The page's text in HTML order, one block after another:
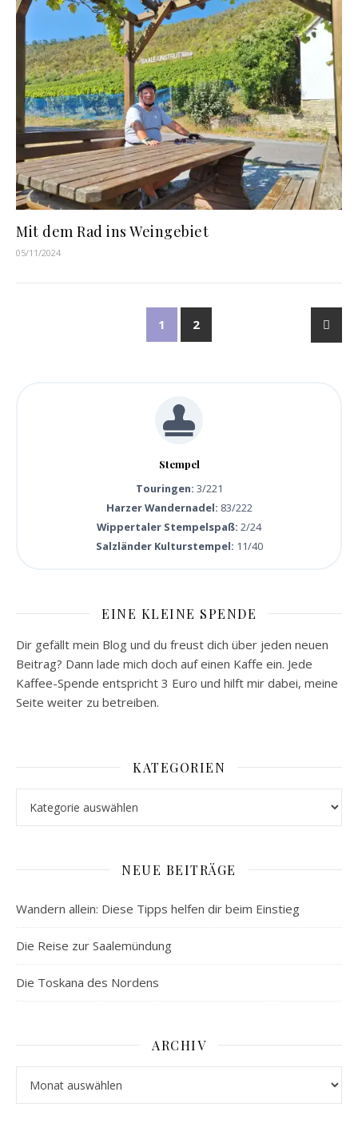
Mit dem Rad ins Weingebiet
05/11/2024
1 2
Stempel
Touringen: 3/221
Harzer Wandernadel: 83/222
Wippertaler Stempelspaß: 2/24
Salzländer Kulturstempel: 11/40
EINE KLEINE SPENDE
Dir gefällt mein Blog und du freust dich über jeden neuen
Beitrag? Dann lade mich doch auf einen Kaffe ein. Jede
Kaffee-Spende entspricht 3 Euro und hilft mir dabei, meine
Seite weiter zu betreiben.
KATEGORIEN
NEUE BEITRÄGE
Wandern allein: Diese Tipps helfen dir beim Einstieg
Die Reise zur Saalemündung
Die Toskana des Nordens
ARCHIV